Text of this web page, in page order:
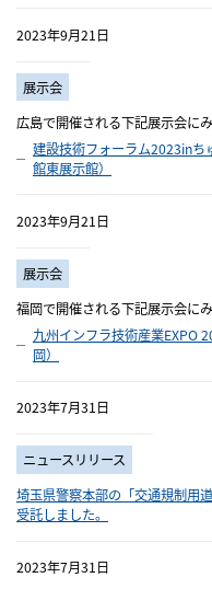
2023年9月21日
展示会
広島で開催される下記展示会に
建設技術フォーラム2023in
館東展示館）
2023年9月21日
展示会
福岡で開催される下記展示会に
九州インフラ技術産業EXPO
岡）
2023年7月31日
ニュースリリース
埼玉県警察本部の「交通規制用
受託しました。
2023年7月31日